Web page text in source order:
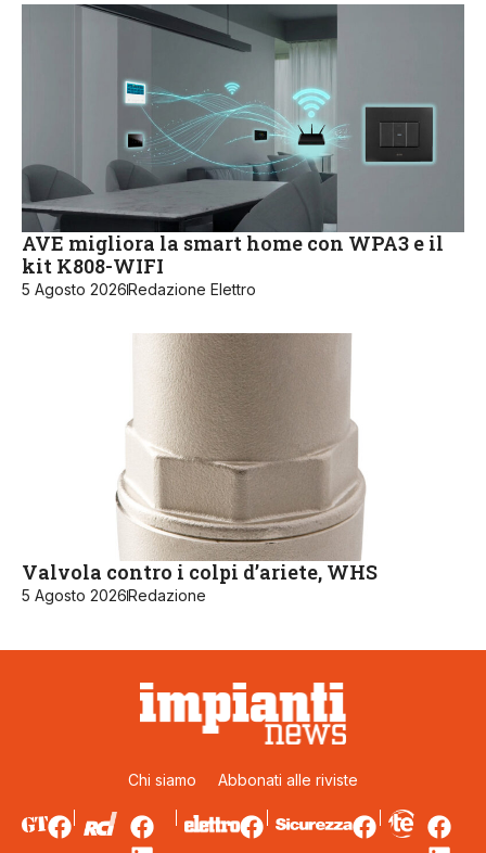
AVE migliora la smart home con WPA3 e il
kit K808-WIFI
5 Agosto 2026Redazione Elettro
Valvola contro i colpi d’ariete, WHS
5 Agosto 2026Redazione
Chi siamo Abbonati alle riviste